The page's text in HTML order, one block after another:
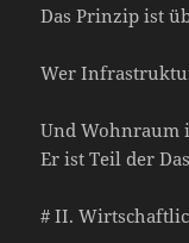
Das Prinzip ist
Wer
Und Wohnraum
Er ist Teil der
# II.